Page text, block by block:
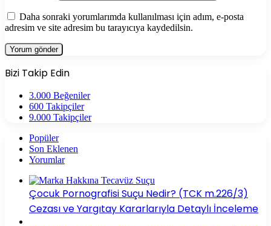
Daha sonraki yorumlarımda kullanılması için adım, e-posta
adresim ve site adresim bu tarayıcıya kaydedilsin.
Bizi Takip Edin
3.000 Beğeniler
600 Takipçiler
9.000 Takipçiler
Popüler
Son Eklenen
Yorumlar
Çocuk Pornografisi Suçu Nedir? (TCK m.226/3)
Cezası ve Yargıtay Kararlarıyla Detaylı İnceleme